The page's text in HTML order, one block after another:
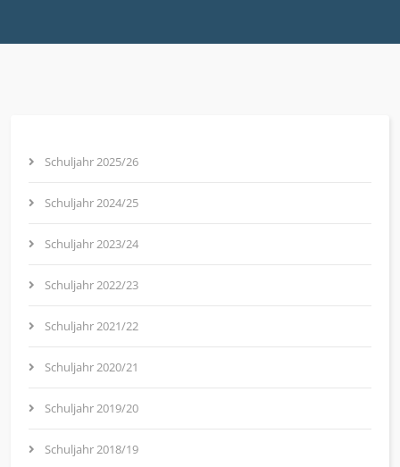
Schuljahr 2025/26
Schuljahr 2024/25
Schuljahr 2023/24
Schuljahr 2022/23
Schuljahr 2021/22
Schuljahr 2020/21
Schuljahr 2019/20
Schuljahr 2018/19